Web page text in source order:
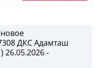
ДКС Адамташ
26.05.2026 -